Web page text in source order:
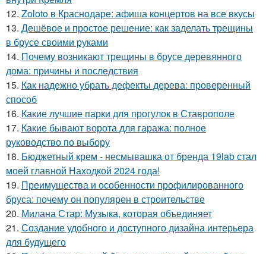
12. Zoloto в Краснодаре: афиша концертов на все вкусы
13. Дешёвое и простое решение: как заделать трещины
в брусе своими руками
14. Почему возникают трещины в брусе деревянного
дома: причины и последствия
15. Как надежно убрать дефекты дерева: проверенный
способ
16. Какие лучшие парки для прогулок в Ставрополе
17. Какие бывают ворота для гаража: полное
руководство по выбору
18. Бюджетный крем - несмывашка от бренда 19lab стал
моей главной Находкой 2024 года!
19. Преимущества и особенности профилированного
бруса: почему он популярен в строительстве
20. Милана Стар: Музыка, которая объединяет
21. Создание удобного и доступного дизайна интерьера
для будущего